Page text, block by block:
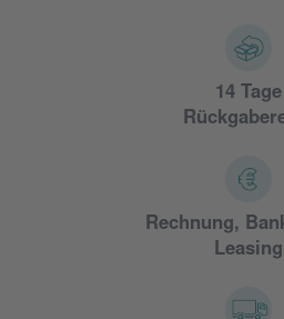
14 Tage
Rechnung,
Leasing